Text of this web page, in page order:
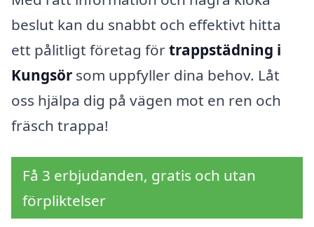
beslut kan du snabbt och effektivt hitta
ett pålitligt företag förtrappstädning i
Kungsör som uppfyller dina behov. Låt
oss hjälpa dig på vägen mot en ren och
fräsch trappa!
Få 3 erbjudanden, gratis och utan
förpliktelser